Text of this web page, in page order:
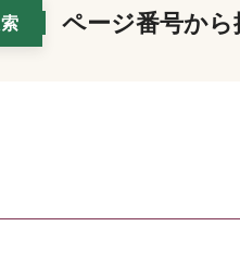
ページ番号から